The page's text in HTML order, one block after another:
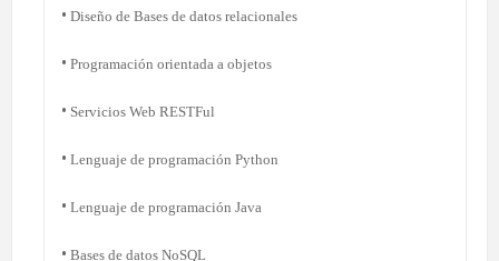
• Diseño de Bases de datos relacionales
• Programación orientada a objetos
• Servicios Web RESTFul
• Lenguaje de programación Python
• Lenguaje de programación Java
• Bases de datos NoSQL